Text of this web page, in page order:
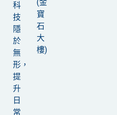
科
技
隱
於
無
形，
提
升
日
常
(金
寶
石
大
樓)